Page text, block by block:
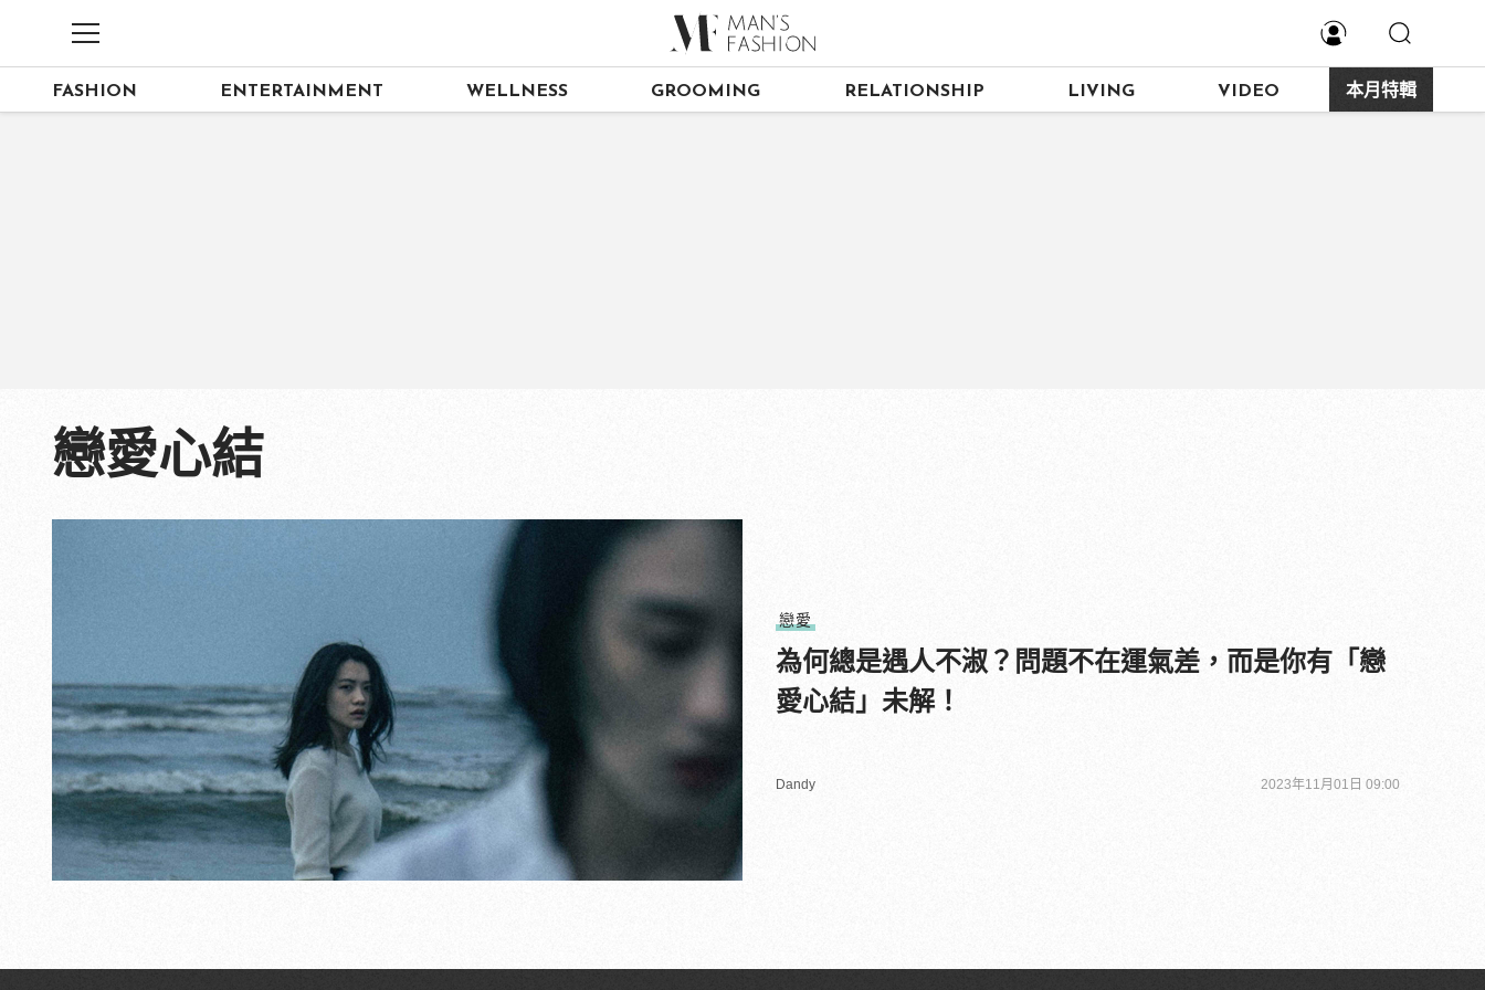
FASHION ENTERTAINMENT WELLNESS GROOMING RELATIONSHIP LIVING VIDEO 本月特輯
戀愛心結
戀愛
為何總是遇人不淑？問題不在運氣差，而是你有「戀
愛心結」未解！
Dandy 2023年11月01日 09:00